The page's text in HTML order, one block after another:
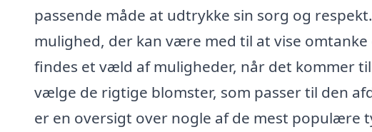
passende måde at udtrykke sin sorg og
mulighed, der kan være med til at vise
findes et væld af muligheder, når det kommer
vælge de rigtige blomster, som passer til den
er en oversigt over nogle af de mest populære